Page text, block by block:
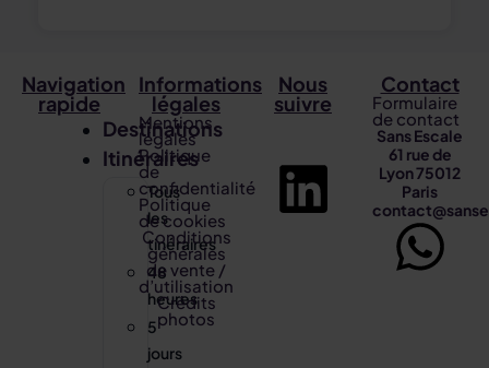
Navigation
rapide
Destinations
Itinéraires
Tous
les
tinéraires
48
heures
5
jours
Informations
légales
Mentions
légales
Politique
de
confidentialité
Politique
de cookies
Conditions
générales
de vente /
d’utilisation
Crédits
photos
Nous
suivre
Contact
Formulaire
de contact
Sans Escale
61 rue de
Lyon 75012
Paris